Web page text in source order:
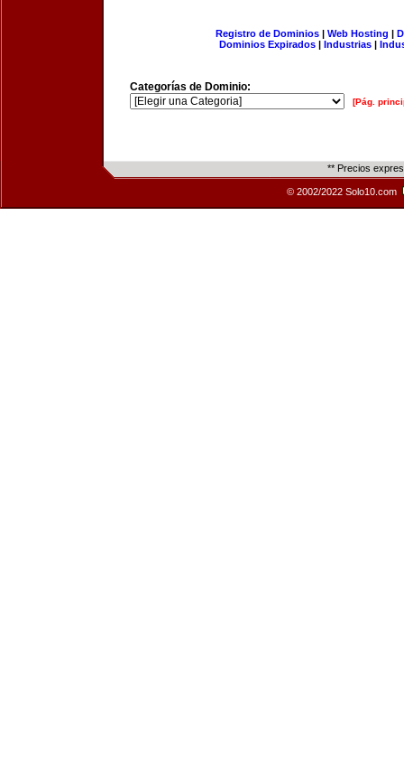
Registro de Dominios| Web Hosting |
Dominios Expirados | Industrias |
Categorías de Dominio:
[Pág.
** Precios
© 2002/2022 Solo10.com